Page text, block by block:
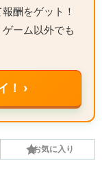
酬をゲット！
ーム以外でも
！ ›
お気に入り